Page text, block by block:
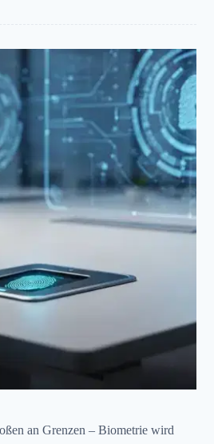
an Grenzen – Biometrie wird